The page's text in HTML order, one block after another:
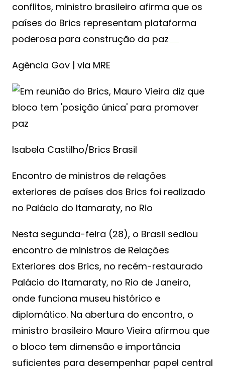
conflitos, ministro brasileiro afirma que os
países do Brics representam plataforma
poderosa para construção da paz
Agência Gov | via MRE
Isabela Castilho/Brics Brasil
Encontro de ministros de relações
exteriores de países dos Brics foi realizado
no Palácio do Itamaraty, no Rio
Nesta segunda-feira (28), o Brasil sediou
encontro de ministros de Relações
Exteriores dos Brics, no recém-restaurado
Palácio do Itamaraty, no Rio de Janeiro,
onde funciona museu histórico e
diplomático. Na abertura do encontro, o
ministro brasileiro Mauro Vieira afirmou que
o bloco tem dimensão e importância
suficientes para desempenhar papel central